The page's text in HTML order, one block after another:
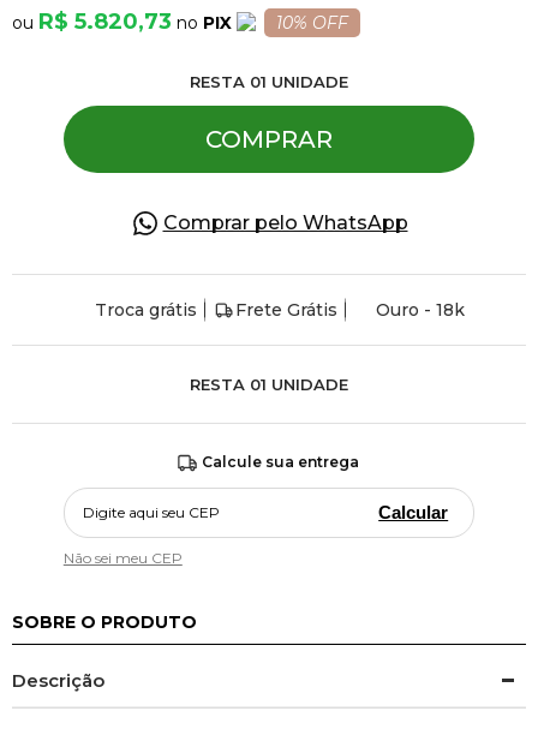
R$ 5.820,73 PIX 10% OFF
RESTA 01 UNIDADE
COMPRAR
Comprar pelo WhatsApp
Troca grátis Frete Grátis Ouro - 18k
RESTA 01 UNIDADE
Calcule sua entrega
Calcular
Não sei meu CEP
SOBRE O PRODUTO
Descrição
Piercing
Pedras Preciosas
Presente
OFERTAS